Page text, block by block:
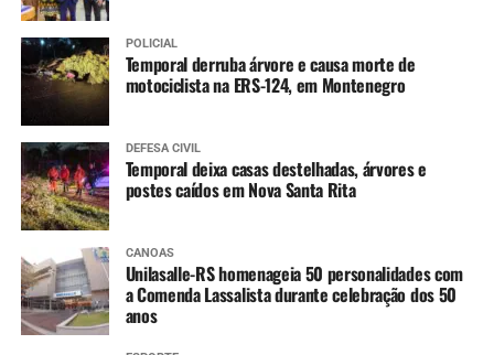
de atividades pedagógicas
no pátio.”
POLICIAL
Temporal derruba árvore e causa morte de
motociclista na ERS-124, em Montenegro
DEFESA CIVIL
Temporal deixa casas destelhadas, árvores e
postes caídos em Nova Santa Rita
CANOAS
Unilasalle-RS homenageia 50 personalidades com
a Comenda Lassalista durante celebração dos 50
anos